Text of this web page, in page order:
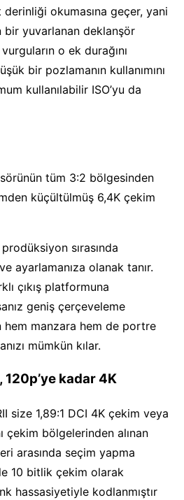
okumasına geçer, yani
bir yuvarlanan deklanşör
o ek durağını
bir pozlamanın kullanımını
kullanılabilir ISO’yu da
tüm 3:2 bölgesinden
küçültülmüş 6,4K çekim
sırasında
ayarlamanıza olanak tanır.
çıkış platformuna
geniş çerçeveleme
hem manzara hem de portre
mümkün kılar.
120p’ye kadar 4K
size 1,89:1 DCI 4K çekim veya
çekim bölgelerinden alınan
arasında seçim yapma
10 bitlik çekim olarak
hassasiyetiyle kodlanmıştır